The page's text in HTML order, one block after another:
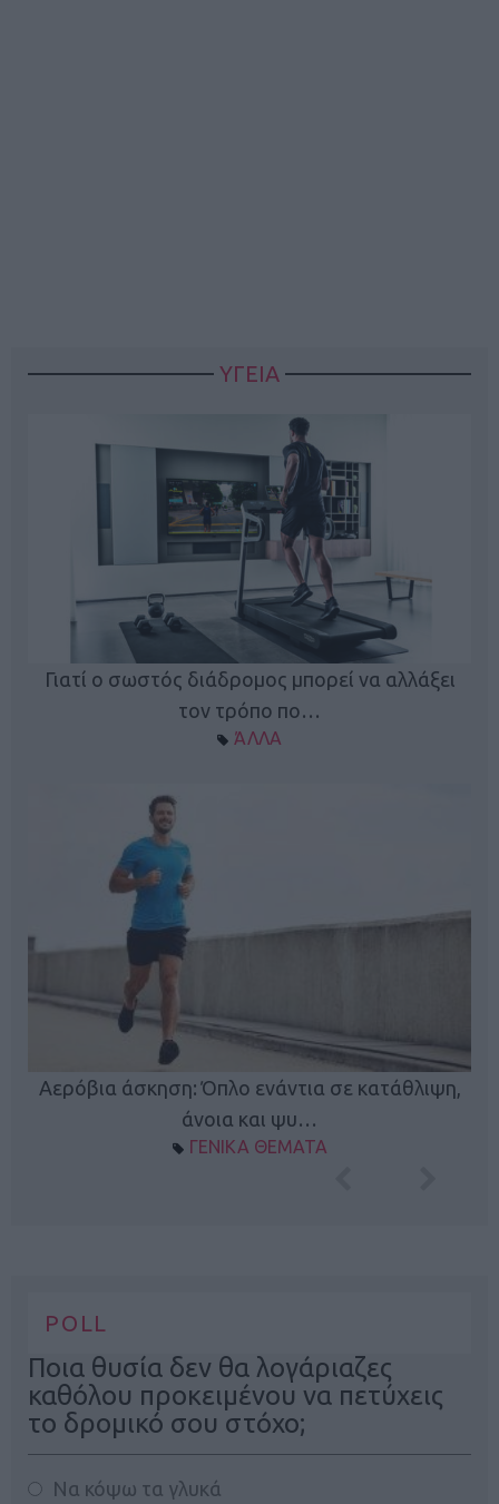
ΥΓΕΙΑ
Γιατί ο σωστός διάδρομος μπορεί να αλλάξει
τον τρόπο πο…
ΆΛΛΑ
Αερόβια άσκηση: Όπλο ενάντια σε κατάθλιψη,
άνοια και ψυ…
ΓΕΝΙΚΑ ΘΕΜΑΤΑ
POLL
Ποια θυσία δεν θα λογάριαζες
καθόλου προκειμένου να πετύχεις
το δρομικό σου στόχο;
Να κόψω τα γλυκά